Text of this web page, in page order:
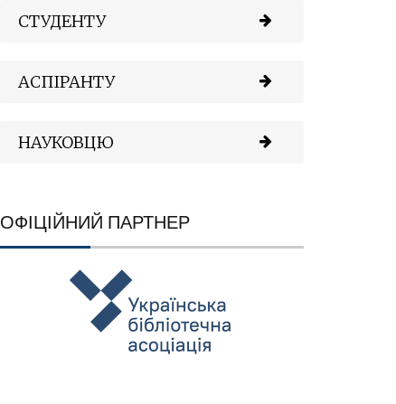
СТУДЕНТУ
АСПІРАНТУ
НАУКОВЦЮ
ОФІЦІЙНИЙ ПАРТНЕР